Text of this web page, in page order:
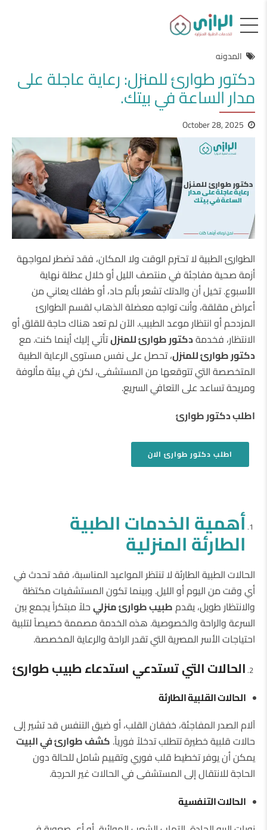
المدونه
دكتور طوارئ للمنزل: رعاية عاجلة على
مدار الساعة في بيتك.
October 28, 2025
الطوارئ الطبية لا تحترم الوقت ولا المكان، فقد تضطر لمواجهة
أزمة صحية مفاجئة في منتصف الليل أو خلال عطلة نهاية
الأسبوع. تخيل أن والدتك تشعر بألم حاد، أو طفلك يعاني من
أعراض مقلقة، وأنت تواجه معضلة الذهاب لقسم الطوارئ
المزدحم أو انتظار موعد الطبيب. الآن لم تعد هناك حاجة للقلق أو
الانتظار، فخدمةدكتور طوارئ للمنزلتأتي إليك أينما كنت. مع
دكتور طوارئ للمنزل، تحصل على نفس مستوى الرعاية الطبية
المتخصصة التي تتوقعها من المستشفى، لكن في بيئة مألوفة
ومريحة تساعد على التعافي السريع.
اطلب دكتور طوارئ
اطلب دكتور طوارئ الان
أهمية الخدمات الطبية
الطارئة المنزلية
الحالات الطبية الطارئة لا تنتظر المواعيد المناسبة، فقد تحدث في
أي وقت من اليوم أو الليل. وبينما تكون المستشفيات مكتظة
والانتظار طويل، يقدمطبيب طوارئ منزليحلاً مبتكراً يجمع بين
السرعة والراحة والخصوصية. هذه الخدمة مصممة خصيصاً لتلبية
احتياجات الأسر المصرية التي تقدر الراحة والرعاية المخصصة.
الحالات التي تستدعي استدعاء طبيب طوارئ
الحالات القلبية الطارئة
آلام الصدر المفاجئة، خفقان القلب، أو ضيق التنفس قد تشير إلى
حالات قلبية خطيرة تتطلب تدخلاً فورياً. كشف طوارئ في البيت
يمكن أن يوفر تخطيط قلب فوري وتقييم شامل للحالة دون
الحاجة للانتقال إلى المستشفى في الحالات غير الحرجة.
الحالات التنفسية